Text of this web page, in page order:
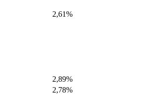
2,61%
2,89%
2,78%